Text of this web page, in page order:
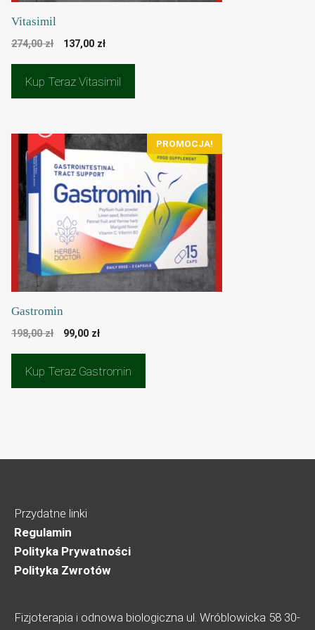
Vitasimil
274,00zł
Pierwotna
wynosiła:
137,00 złAktualna
wynosi:
Kup Teraz Vitasimil
PROMOCJA!
Gastromin
198,00zł
Pierwotna
wynosiła:
99,00 złAktualna
wynosi:
Kup Teraz Gastromin
Przydatne linki
Regulamin
Polityka Prywatności
Polityka Zwrotów
Fizjoterapia i odnowa biologiczna ul. Wróblowicka 58 30-